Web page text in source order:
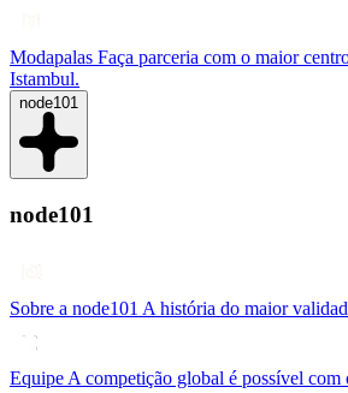
Modapalas Faça parceria com o maior
Istambul.
node101
node101
Sobre a node101 A história do maior
Equipe A competição global é possível com